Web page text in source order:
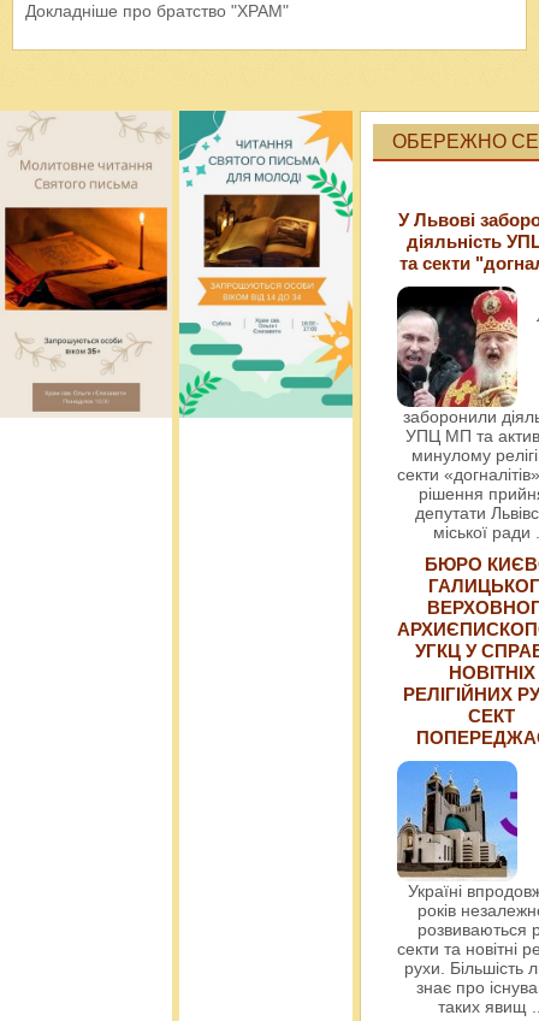
Докладніше про братство "ХРАМ"
ОБЕРЕЖНО
У Львові
діяльність
та секти
заборонили
УПЦ МП та
минулому
секти
рішення
депутати
міської ради
БЮРО
УГКЦ У
НОВІТНІХ
РЕЛІГІЙНИХ
СЕКТ
Україні
років
розвиваються
секти та новітні
рухи. Більшість
знає про
таких явищ